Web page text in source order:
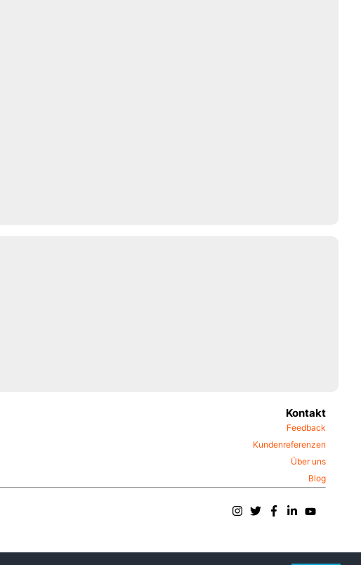
Kontakt
Feedback
Kundenreferenzen
Über uns
Blog